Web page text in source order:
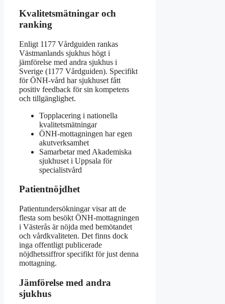
Kvalitetsmätningar och
ranking
Enligt 1177 Vårdguiden rankas
Västmanlands sjukhus högt i
jämförelse med andra sjukhus i
Sverige (1177 Vårdguiden). Specifikt
för ÖNH-vård har sjukhuset fått
positiv feedback för sin kompetens
och tillgänglighet.
Topplacering i nationella
kvalitetsmätningar
ÖNH-mottagningen har egen
akutverksamhet
Samarbetar med Akademiska
sjukhuset i Uppsala för
specialistvård
Patientnöjdhet
Patientundersökningar visar att de
flesta som besökt ÖNH-mottagningen
i Västerås är nöjda med bemötandet
och vårdkvaliteten. Det finns dock
inga offentligt publicerade
nöjdhetssiffror specifikt för just denna
mottagning.
Jämförelse med andra
sjukhus